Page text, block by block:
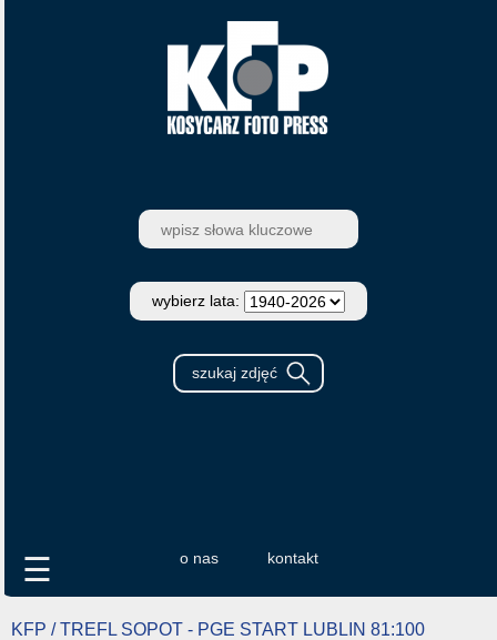
wybierz lata:
o nas kontakt
☰
KFP / TREFL SOPOT - PGE START LUBLIN 81:100